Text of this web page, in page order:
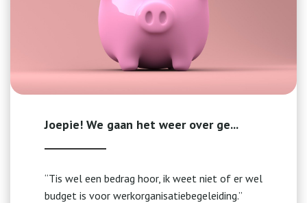
Joepie! We gaan het weer over ge...
“Tis wel een bedrag hoor, ik weet niet of er wel
budget is voor werkorganisatiebegeleiding.”